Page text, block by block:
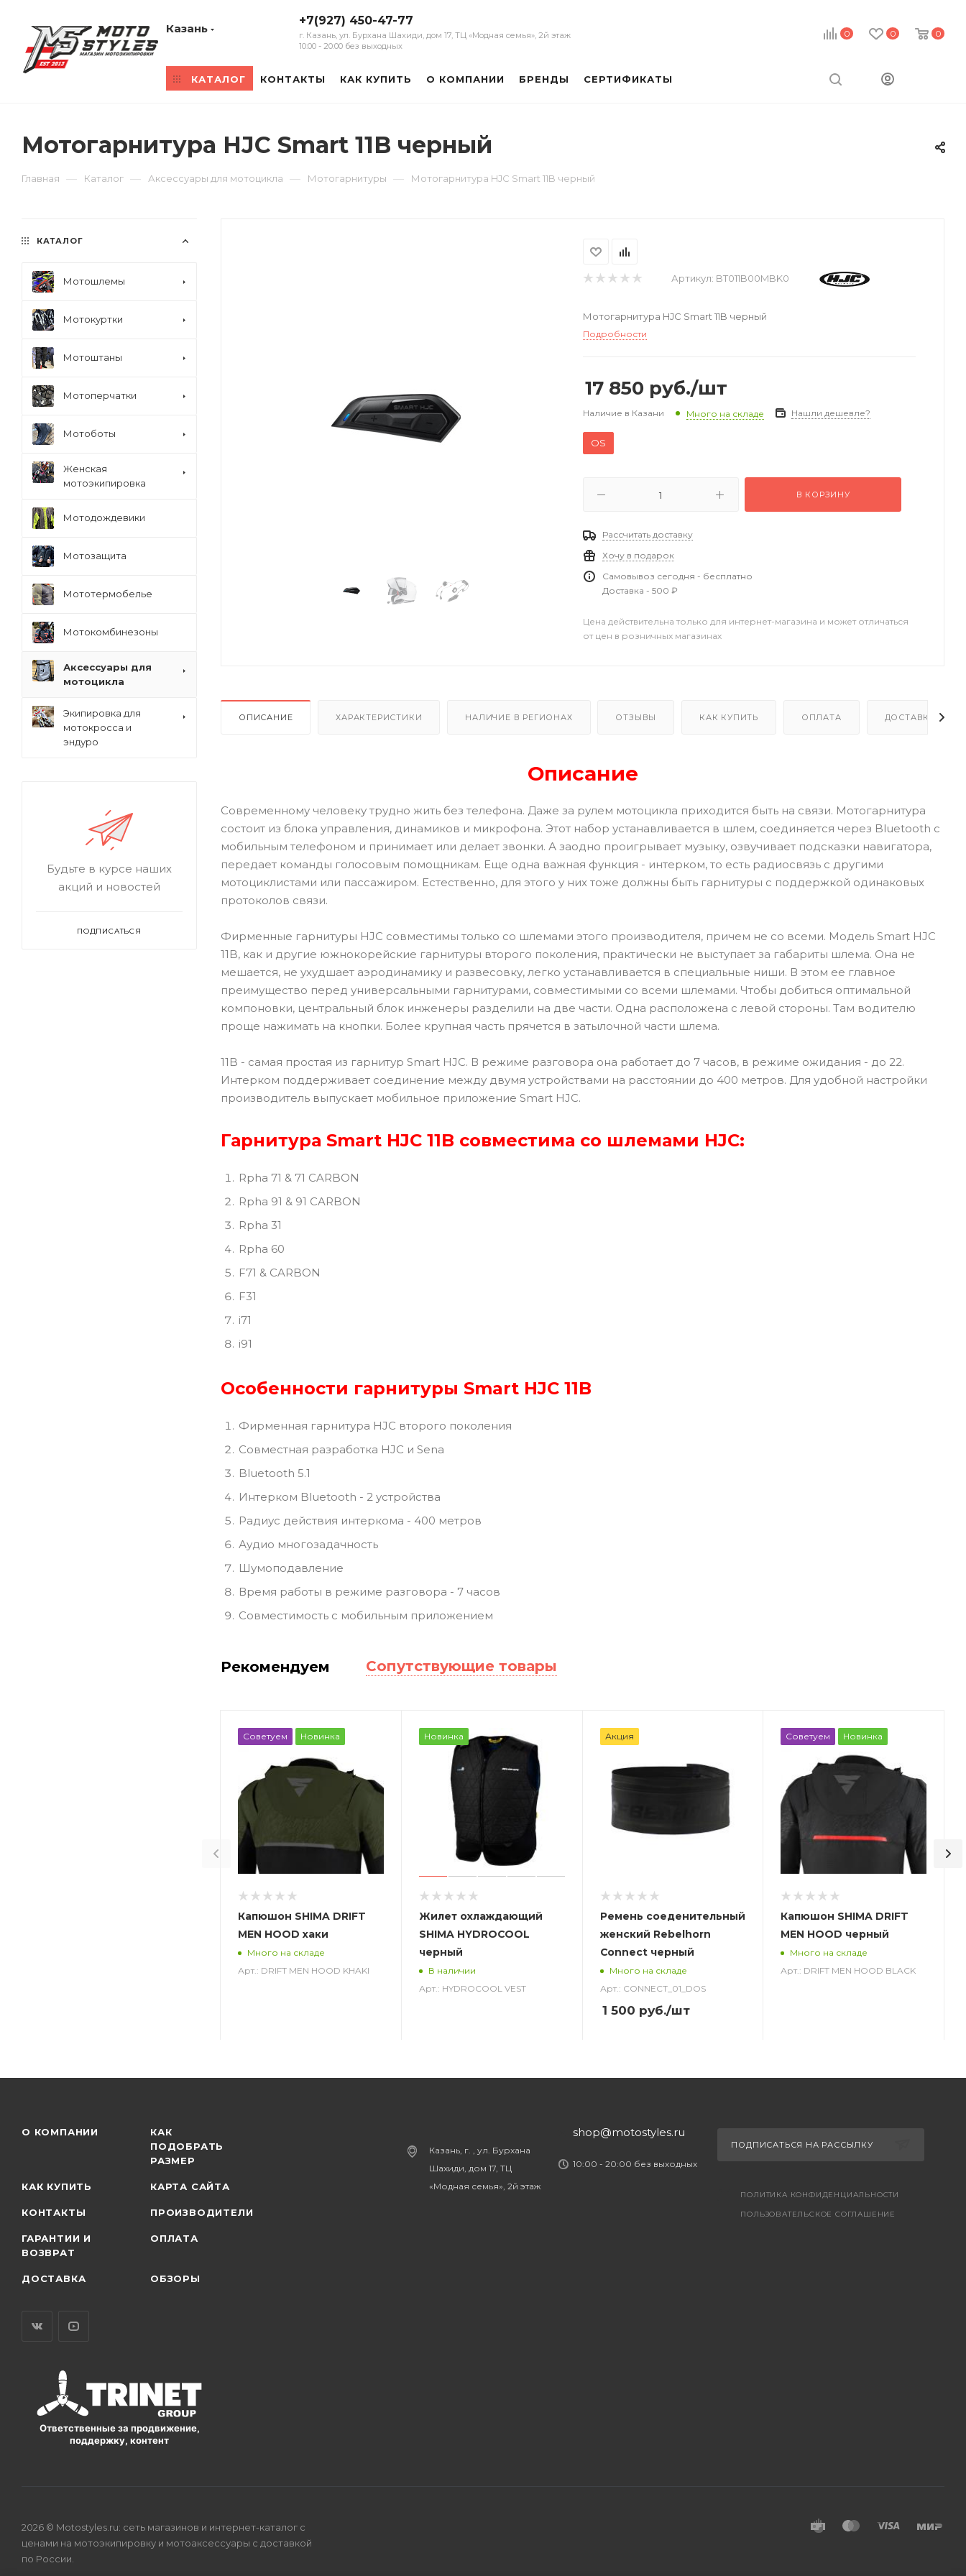
0 0 0
Казань
+7(927) 450-47-77
г. Казань, ул. Бурхана Шахиди, дом 17, ТЦ «Модная семья», 2й этаж
10:00 - 20:00 без выходных
КАТАЛОГ КОНТАКТЫ КАК КУПИТЬ О КОМПАНИИ БРЕНДЫ СЕРТИФИКАТЫ
Мотогарнитура HJC Smart 11B черный
Главная — Каталог — Аксессуары для мотоцикла — Мотогарнитуры — Мотогарнитура HJC Smart 11B черный
Артикул: BT011B00MBK0
Мотогарнитура HJC Smart 11B черный
Подробности
17 850 руб./шт
Наличие в Казани Много на складе Нашли дешевле?
OS
В КОРЗИНУ
Рассчитать доставку
Хочу в подарок
Самовывоз сегодня - бесплатно
Доставка - 500 ₽
Цена действительна только для интернет-магазина и может отличаться
от цен в розничных магазинах
ОПИСАНИЕ ХАРАКТЕРИСТИКИ НАЛИЧИЕ В РЕГИОНАХ ОТЗЫВЫ КАК КУПИТЬ ОПЛАТА ДОСТАВКА
Описание
Современному человеку трудно жить без телефона. Даже за рулем мотоцикла приходится быть на связи. Мотогарнитура
состоит из блока управления, динамиков и микрофона. Этот набор устанавливается в шлем, соединяется через Bluetooth с
мобильным телефоном и принимает или делает звонки. А заодно проигрывает музыку, озвучивает подсказки навигатора,
передает команды голосовым помощникам. Еще одна важная функция - интерком, то есть радиосвязь с другими
мотоциклистами или пассажиром. Естественно, для этого у них тоже должны быть гарнитуры с поддержкой одинаковых
протоколов связи.
Фирменные гарнитуры HJC совместимы только со шлемами этого производителя, причем не со всеми. Модель Smart HJC
11B, как и другие южнокорейские гарнитуры второго поколения, практически не выступает за габариты шлема. Она не
мешается, не ухудшает аэродинамику и развесовку, легко устанавливается в специальные ниши. В этом ее главное
преимущество перед универсальными гарнитурами, совместимыми со всеми шлемами. Чтобы добиться оптимальной
компоновки, центральный блок инженеры разделили на две части. Одна расположена с левой стороны. Там водителю
проще нажимать на кнопки. Более крупная часть прячется в затылочной части шлема.
11B - самая простая из гарнитур Smart HJC. В режиме разговора она работает до 7 часов, в режиме ожидания - до 22.
Интерком поддерживает соединение между двумя устройствами на расстоянии до 400 метров. Для удобной настройки
производитель выпускает мобильное приложение Smart HJC.
Гарнитура Smart HJC 11B совместима со шлемами HJC:
Rpha 71 & 71 CARBON
Rpha 91 & 91 CARBON
Rpha 31
Rpha 60
F71 & CARBON
F31
i71
i91
Особенности гарнитуры Smart HJC 11B
Фирменная гарнитура HJC второго поколения
Совместная разработка HJC и Sena
Bluetooth 5.1
Интерком Bluetooth - 2 устройства
Радиус действия интеркома - 400 метров
Аудио многозадачность
Шумоподавление
Время работы в режиме разговора - 7 часов
Совместимость с мобильным приложением
Рекомендуем Сопутствующие товары
Советуем Новинка
Капюшон SHIMA DRIFT
MEN HOOD хаки
Много на складе
Арт.: DRIFT MEN HOOD KHAKI
Новинка
Жилет охлаждающий
SHIMA HYDROCOOL
черный
В наличии
Арт.: HYDROCOOL VEST
Акция
Ремень соеденительный
женский Rebelhorn
Connect черный
Много на складе
Арт.: CONNECT_01_DOS
1 500 руб./шт
Советуем Новинка
Капюшон SHIMA DRIFT
MEN HOOD черный
Много на складе
Арт.: DRIFT MEN HOOD BLACK
КАТАЛОГ
Мотошлемы
Мотокуртки
Мотоштаны
Мотоперчатки
Мотоботы
Женская
мотоэкипировка
Мотодождевики
Мотозащита
Мототермобелье
Мотокомбинезоны
Аксессуары для
мотоцикла
Экипировка для
мотокросса и
эндуро
Будьте в курсе наших
акций и новостей
ПОДПИСАТЬСЯ
О КОМПАНИИ
КАК
ПОДОБРАТЬ
РАЗМЕР
КАК КУПИТЬ КАРТА САЙТА
КОНТАКТЫ ПРОИЗВОДИТЕЛИ
ГАРАНТИИ И
ВОЗВРАТ
ОПЛАТА
ДОСТАВКА ОБЗОРЫ
Ответственные за продвижение,
поддержку, контент
Казань, г. , ул. Бурхана
Шахиди, дом 17, ТЦ
«Модная семья», 2й этаж
shop@motostyles.ru
10:00 - 20:00 без выходных
ПОДПИСАТЬСЯ НА РАССЫЛКУ
ПОЛИТИКА КОНФИДЕНЦИАЛЬНОСТИ
ПОЛЬЗОВАТЕЛЬСКОЕ СОГЛАШЕНИЕ
2026 © Motostyles.ru: сеть магазинов и интернет-каталог с
ценами на мотоэкипировку и мотоаксессуары с доставкой
по России.